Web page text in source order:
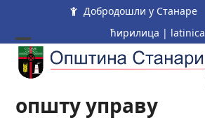
content
Добродошли у Станаре
ћирилица | latinica
Open
mobile
menu
Close
mobile
menu
општу управу